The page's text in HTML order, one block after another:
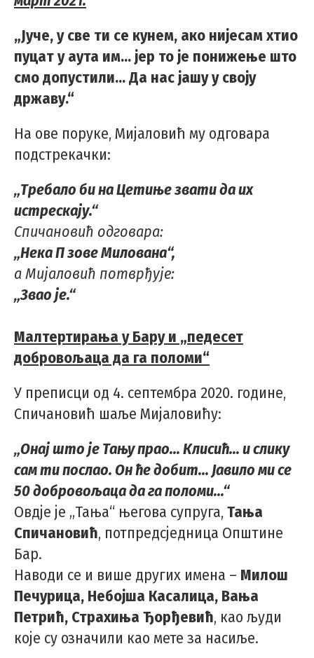
„Јуче, у све ти се кунем, ако нијесам хтио
пуцат у аута им... јер то је понижење што
смо допустили... Да нас јашу у своју
државу.“
На ове поруке, Мијаловић му одговара
подстрекачки:
„Требало би на Цетиње звати да их
истрескају.“
Спичановић одговара:
„Нека П зове Милована“,
а Мијаловић потврђује:
„Звао је.“
Малтертирања у Бару и „педесет
добровољаца да га поломи“
У преписци од 4. септембра 2020. године,
Спичановић шаље Мијаловићу:
„Онај што је Тању прао... Клисић... и слику
сам ти послао. Он ће добит... Јавило ми се
50 добровољаца да га поломи...“
Овдје је „Тања“ његова супруга, Тања
Спичановић, потпредсједница Општине
Бар.
Наводи се и више других имена – Милош
Печурица, Небојша Касалица, Вања
Петрић, Страхиња Ђорђевић, као људи
које су означили као мете за насиље.